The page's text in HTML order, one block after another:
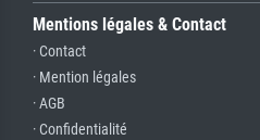
Mentions légales & Contact
· Contact
· Mention légales
· AGB
· Confidentialité